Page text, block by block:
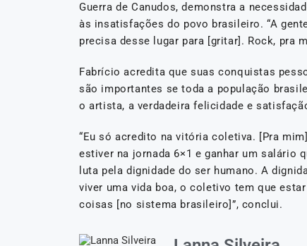
Guerra de Canudos, demonstra a
às insatisfações do povo brasileiro. “A
precisa desse lugar para [gritar]. Rock, pra
Fabrício acredita que suas conquistas
são importantes se toda a população
o artista, a verdadeira felicidade e
“Eu só acredito na vitória coletiva. [Pra
estiver na jornada 6×1 e ganhar um salário
luta pela dignidade do ser humano. A
viver uma vida boa, o coletivo tem que
coisas [no sistema brasileiro]”, conclui.